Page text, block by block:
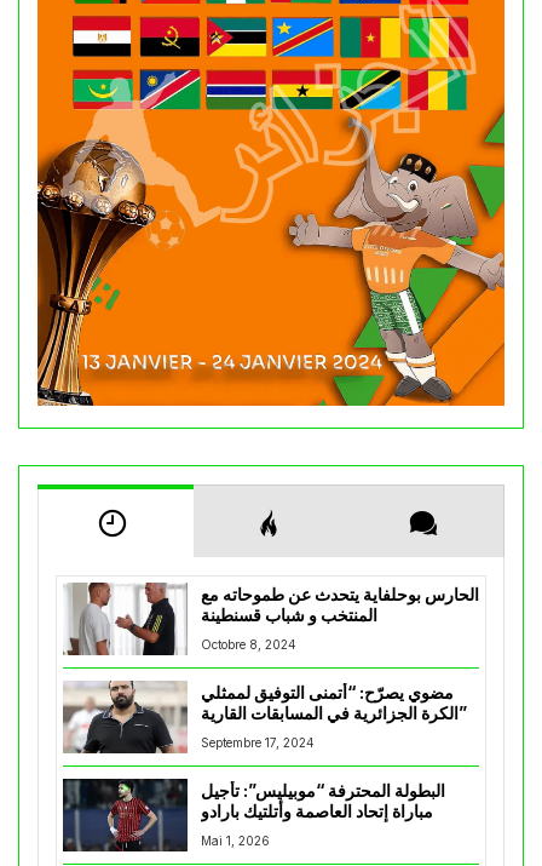
الحارس بوحلفاية يتحدث عن طموحاته مع
المنتخب و شباب قسنطينة
Octobre 8, 2024
مضوي يصرّح: “أتمنى التوفيق لممثلي
الكرة الجزائرية في المسابقات القارية”
Septembre 17, 2024
البطولة المحترفة “موبيليس”: تأجيل
مباراة إتحاد العاصمة وأتلتيك بارادو
Mai 1, 2026